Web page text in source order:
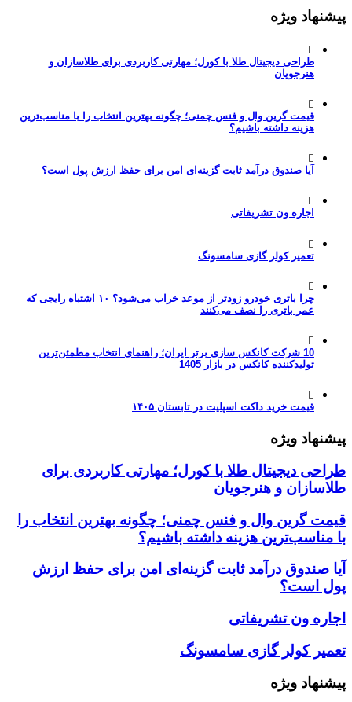
پیشنهاد ویژه
طراحی دیجیتال طلا با کورل؛ مهارتی کاربردی برای طلاسازان و
هنرجویان
قیمت گرین وال و فنس چمنی؛ چگونه بهترین انتخاب را با مناسب‌ترین
هزینه داشته باشیم؟
آیا صندوق درآمد ثابت گزینه‌ای امن برای حفظ ارزش پول است؟
اجاره ون تشریفاتی
تعمیر کولر گازی سامسونگ
چرا باتری خودرو زودتر از موعد خراب می‌شود؟ ۱۰ اشتباه رایجی که
عمر باتری را نصف می‌کنند
10 شرکت کانکس سازی برتر ایران؛ راهنمای انتخاب مطمئن‌ترین
تولیدکننده کانکس در بازار 1405
قیمت خرید داکت اسپلیت در تابستان ۱۴۰۵
پیشنهاد ویژه
طراحی دیجیتال طلا با کورل؛ مهارتی کاربردی برای
طلاسازان و هنرجویان
قیمت گرین وال و فنس چمنی؛ چگونه بهترین انتخاب را
با مناسب‌ترین هزینه داشته باشیم؟
آیا صندوق درآمد ثابت گزینه‌ای امن برای حفظ ارزش
پول است؟
اجاره ون تشریفاتی
تعمیر کولر گازی سامسونگ
پیشنهاد ویژه